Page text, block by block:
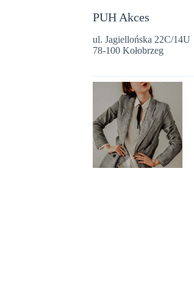
PUH Akces
ul. Jagiellońska 22C/14U
78-100 Kołobrzeg